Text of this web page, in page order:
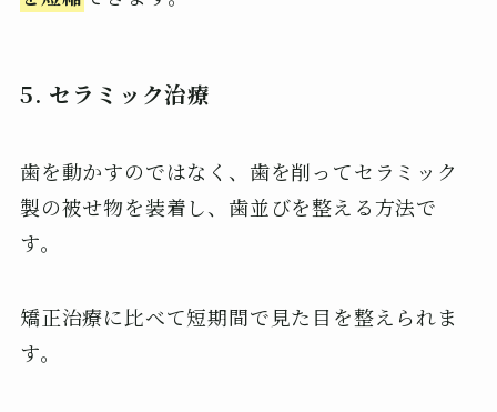
5. セラミック治療
歯を動かすのではなく、歯を削ってセラミック
製の被せ物を装着し、歯並びを整える方法で
す。
矯正治療に比べて短期間で見た目を整えられま
す。